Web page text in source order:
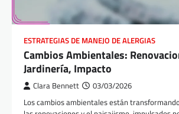
ESTRATEGIAS DE MANEJO DE ALERGIAS
Cambios Ambientales:
Jardinería, Impacto
Clara Bennett 03/03/2026
Los cambios ambientales están